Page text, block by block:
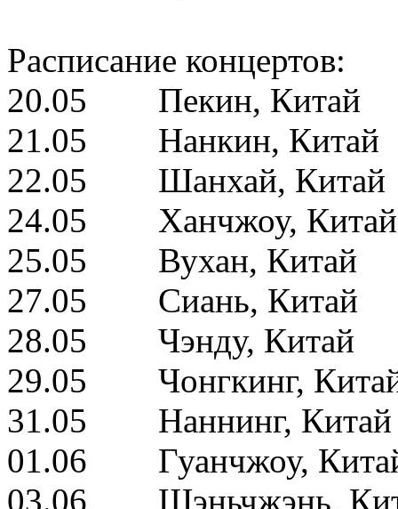
Расписание концертов:
20.05 Пекин, Китай
21.05 Нанкин, Китай
22.05 Шанхай, Китай
24.05 Ханчжоу, Китай
25.05 Вухан, Китай
27.05 Сиань, Китай
28.05 Чэнду, Китай
29.05 Чонгкинг,
31.05 Наннинг, Китай
01.06 Гуанчжоу,
03.06 Шэньчжэнь,